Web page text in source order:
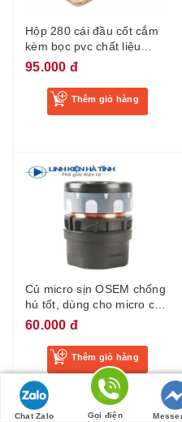
Hộp 280 cái đầu cốt cắm
kèm bọc pvc chất liệu
bằng đồng hộp đầu cos
95.000 đ
Thêm giỏ hàng
Củ micro sịn OSEM chống
hú tốt, dùng cho micro có
dây và không dây (1 cái)
60.000 đ
Thêm giỏ hàng
Chat Zalo Gọi điện